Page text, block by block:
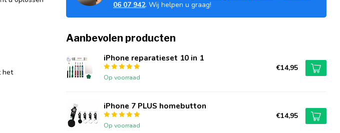
het
06 07 942. Wij helpen u graag!
Aanbevolen producten
iPhone reparatieset 10 in 1
Op voorraad
€14,95
iPhone 7 PLUS homebutton
Op voorraad
€14,95